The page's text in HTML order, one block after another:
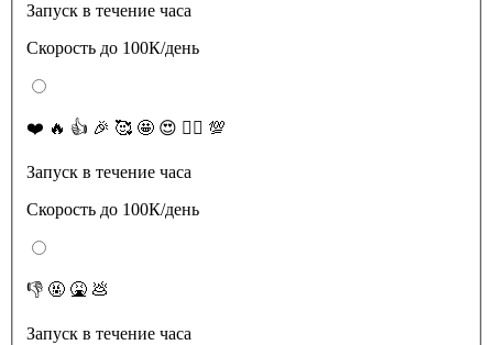
Запуск в течение часа
Скорость до 100К/день
❤️ 🔥 👍 🎉 🥰 🤩 😍 ❤️‍🔥 💯
Запуск в течение часа
Скорость до 100К/день
👎 🤬 🤮 💩
Запуск в течение часа